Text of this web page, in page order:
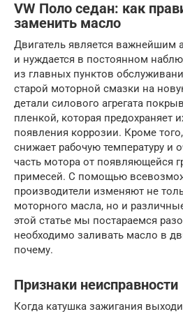
VW Поло седан: как
заменить масло
Двигатель является важнейшим
и нуждается в постоянном
из главных пунктов
старой моторной смазки на
детали силового агрегата
пленкой, которая предохраняет
появления коррозии. Кроме
снижает рабочую температуру и
часть мотора от появляющейся
примесей. С помощью
производители изменяют не
моторного масла, но и
этой статье мы постараемся
необходимо заливать масло в
почему.
Признаки неисправности
Когда катушка зажигания